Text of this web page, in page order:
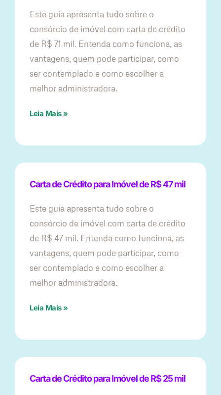
Este guia apresenta tudo sobre o
consórcio de imóvel com carta de crédito
de R$ 71 mil. Entenda como funciona, as
vantagens, quem pode participar, como
ser contemplado e como escolher a
melhor administradora.
Leia Mais »
Carta de Crédito para Imóvel de R$ 47 mil
Este guia apresenta tudo sobre o
consórcio de imóvel com carta de crédito
de R$ 47 mil. Entenda como funciona, as
vantagens, quem pode participar, como
ser contemplado e como escolher a
melhor administradora.
Leia Mais »
Carta de Crédito para Imóvel de R$ 25 mil